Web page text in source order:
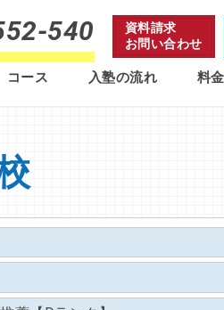
540
資料請求
お問い合わせ
コース 入塾の流れ 料